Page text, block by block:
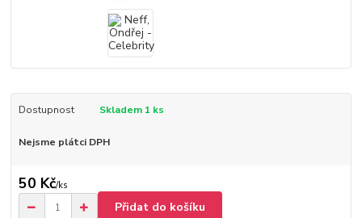
Dostupnost Skladem 1 ks
Nejsme plátci DPH
50 Kč/ks
Přidat do košíku